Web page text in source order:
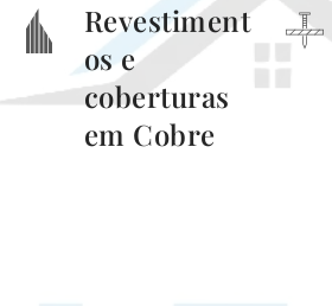
Revestiment
os e
coberturas
em Cobre